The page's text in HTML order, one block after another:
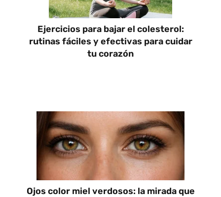
Ejercicios para bajar el colesterol:
rutinas fáciles y efectivas para cuidar
tu corazón
Ojos color miel verdosos: la mirada que